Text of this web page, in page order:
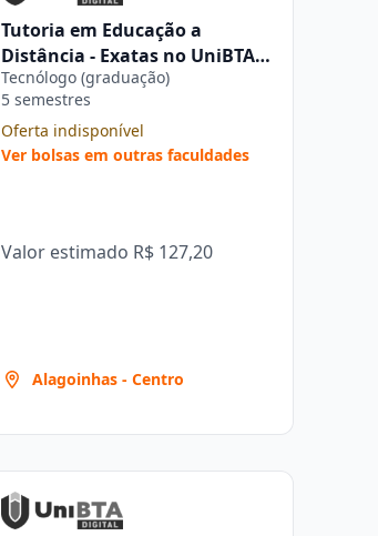
Tutoria em Educação a
Distância - Exatas no UniBTA
Digital
Tecnólogo (graduação)
5 semestres
Oferta indisponível
Ver bolsas em outras faculdades
Valor estimado R$ 127,20
Alagoinhas - Centro